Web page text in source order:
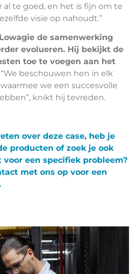
al te goed, en het is fijn om te
visie op nahoudt.”
de samenwerking
evolueren. Hij bekijkt de
toe te voegen aan het
“We beschouwen hen in elk
we een succesvolle
knikt hij tevreden.
over deze case, heb je
producten of zoek je ook
voor een specifiek probleem?
met ons op voor een